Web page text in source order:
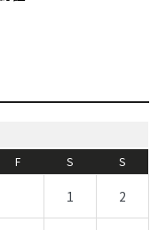
F S S
1 2